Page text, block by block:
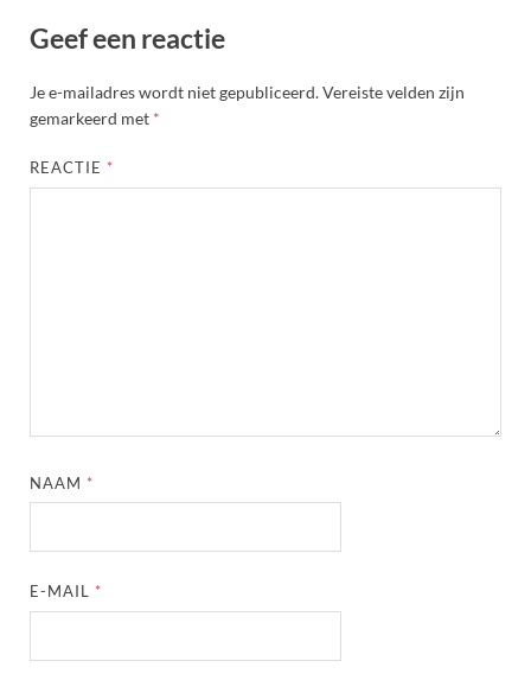
Geef een reactie
Je e-mailadres wordt niet gepubliceerd.Vereiste velden zijn
gemarkeerd met *
REACTIE *
NAAM *
E-MAIL *